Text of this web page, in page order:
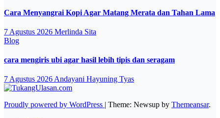
Cara Menyangrai Kopi Agar Matang Merata dan Tahan Lama
7 Agustus 2026 Merlinda Sita
Blog
cara mengiris ubi agar hasil lebih tipis dan seragam
7 Agustus 2026 Andayani Hayuning Tyas
Proudly powered by WordPress | Theme: Newsup by Themeansar.